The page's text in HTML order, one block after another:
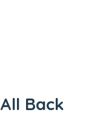
All Back